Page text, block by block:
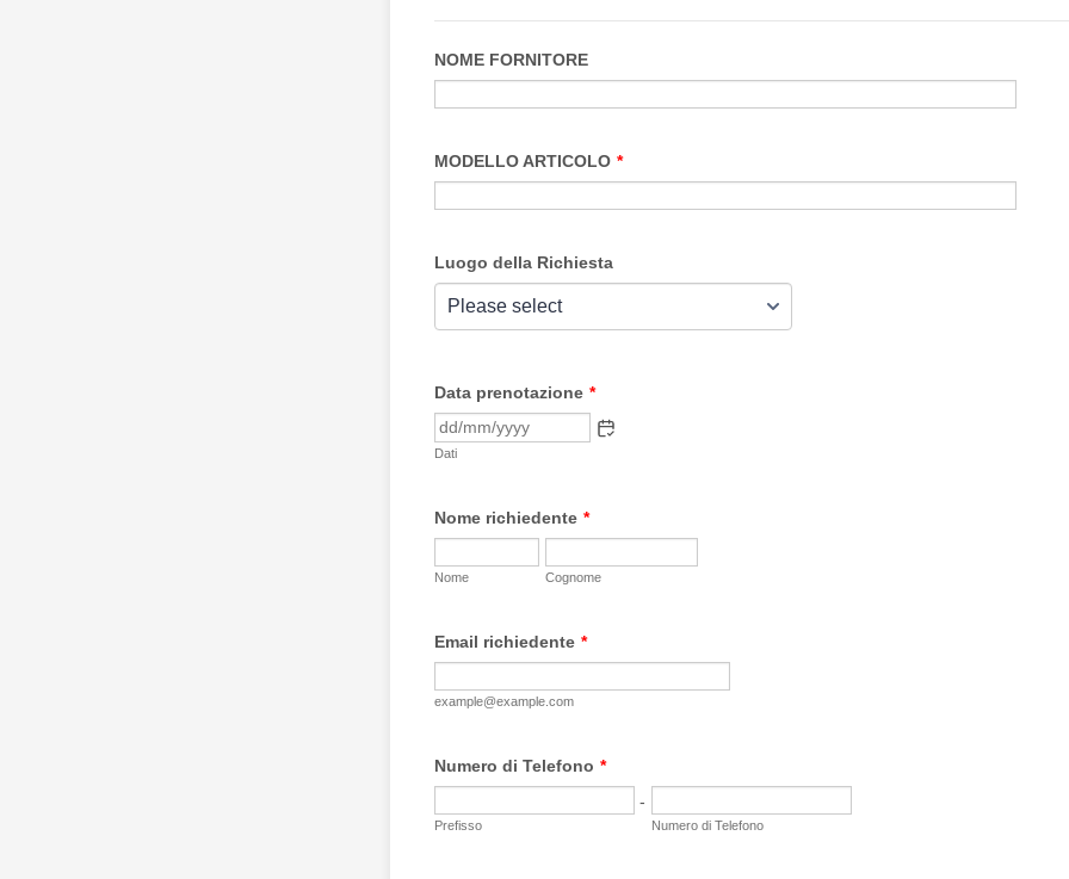
NOME FORNITORE
MODELLO ARTICOLO *
Luogo della Richiesta
Data prenotazione *
Dati
Nome richiedente *
Nome Cognome
Email richiedente *
example@example.com
Numero di Telefono *
-
Prefisso Numero di Telefono